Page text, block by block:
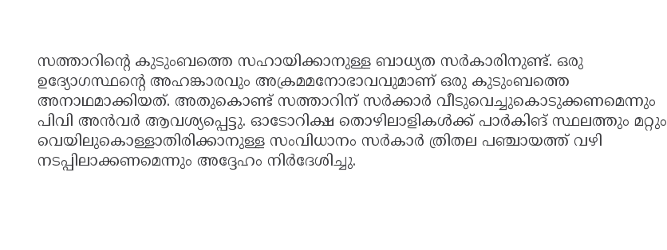
സത്താറിന്റെ കുടുംബത്തെ സഹായിക്കാനുള്ള ബാധ്യത സർകാരിനുണ്ട്. ഒരു
ഉദ്യോഗസ്ഥന്റെ അഹങ്കാരവും അക്രമമനോഭാവവുമാണ് ഒരു കുടുംബത്തെ
അനാഥമാക്കിയത്. അതുകൊണ്ട് സത്താറിന് സർക്കാർ വീടുവെച്ചുകൊടുക്കണമെന്നും
പിവി അൻവർ ആവശ്യപ്പെട്ടു. ഓടോറിക്ഷ തൊഴിലാളികൾക്ക് പാർകിങ് സ്ഥലത്തും മറ്റും
വെയിലുകൊള്ളാതിരിക്കാനുള്ള സംവിധാനം സർകാർ ത്രിതല പഞ്ചായത്ത് വഴി
നടപ്പിലാക്കണമെന്നും അദ്ദേഹം നിർദേശിച്ചു.